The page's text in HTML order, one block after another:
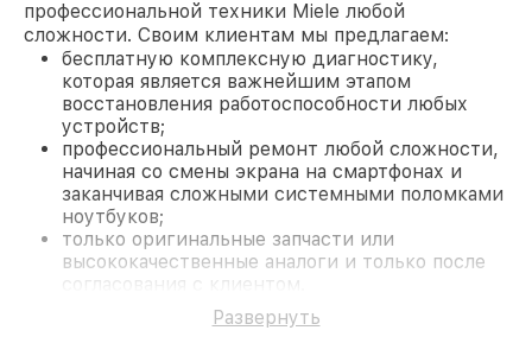
профессиональной техники Miele любой
сложности. Своим клиентам мы предлагаем:
бесплатную комплексную диагностику,
которая является важнейшим этапом
восстановления работоспособности любых
устройств;
профессиональный ремонт любой сложности,
начиная со смены экрана на смартфонах и
заканчивая сложными системными поломками
ноутбуков;
только оригинальные запчасти или
высококачественные аналоги и только после
согласования с клиентом.
На все работы и замененные комплектующие
предоставляется длительная гарантия. В случае
Развернуть